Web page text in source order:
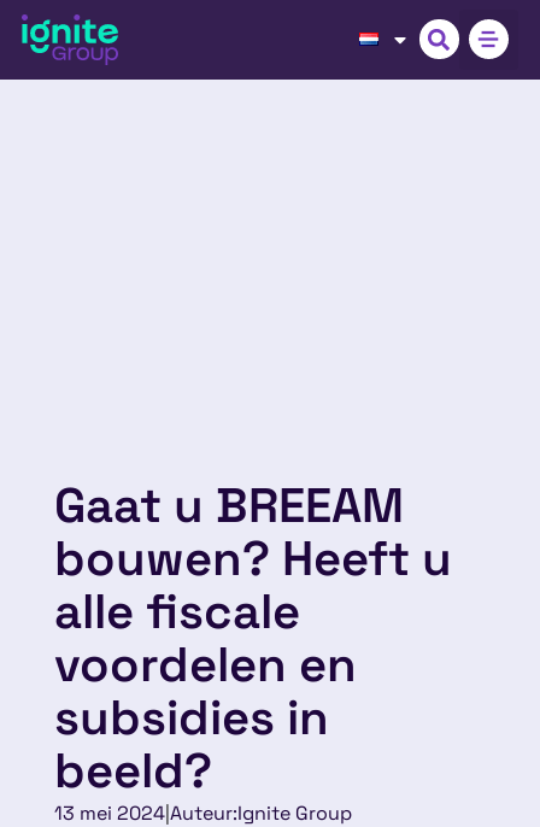
Gaat u BREEAM
bouwen? Heeft u
alle fiscale
voordelen en
subsidies in
beeld?
13 mei 2024|Auteur:Ignite Group